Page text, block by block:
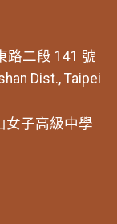
路二段 141 號
Dist., Taipei
女子高級中學